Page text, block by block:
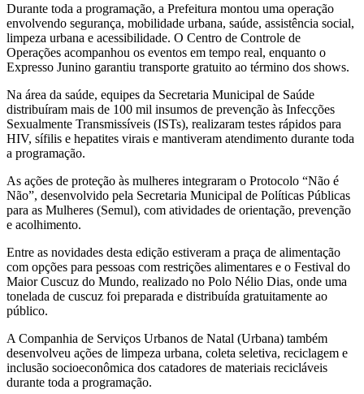
Durante toda a programação, a Prefeitura montou uma operação
envolvendo segurança, mobilidade urbana, saúde, assistência social,
limpeza urbana e acessibilidade. O Centro de Controle de
Operações acompanhou os eventos em tempo real, enquanto o
Expresso Junino garantiu transporte gratuito ao término dos shows.
Na área da saúde, equipes da Secretaria Municipal de Saúde
distribuíram mais de 100 mil insumos de prevenção às Infecções
Sexualmente Transmissíveis (ISTs), realizaram testes rápidos para
HIV, sífilis e hepatites virais e mantiveram atendimento durante toda
a programação.
As ações de proteção às mulheres integraram o Protocolo “Não é
Não”, desenvolvido pela Secretaria Municipal de Políticas Públicas
para as Mulheres (Semul), com atividades de orientação, prevenção
e acolhimento.
Entre as novidades desta edição estiveram a praça de alimentação
com opções para pessoas com restrições alimentares e o Festival do
Maior Cuscuz do Mundo, realizado no Polo Nélio Dias, onde uma
tonelada de cuscuz foi preparada e distribuída gratuitamente ao
público.
A Companhia de Serviços Urbanos de Natal (Urbana) também
desenvolveu ações de limpeza urbana, coleta seletiva, reciclagem e
inclusão socioeconômica dos catadores de materiais recicláveis
durante toda a programação.